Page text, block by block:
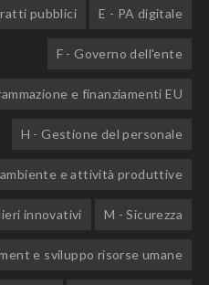
pubblici E - PA digitale
F - Governo dell'ente
e finanziamenti EU
H - Gestione del personale
ambiente e attività produttive
innovativi M - Sicurezza
e sviluppo risorse umane